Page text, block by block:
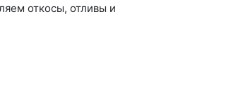
откосы, отливы и